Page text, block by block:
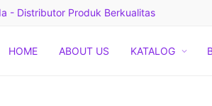
- Distributor Produk Berkualitas
HOME ABOUT US KATALOG